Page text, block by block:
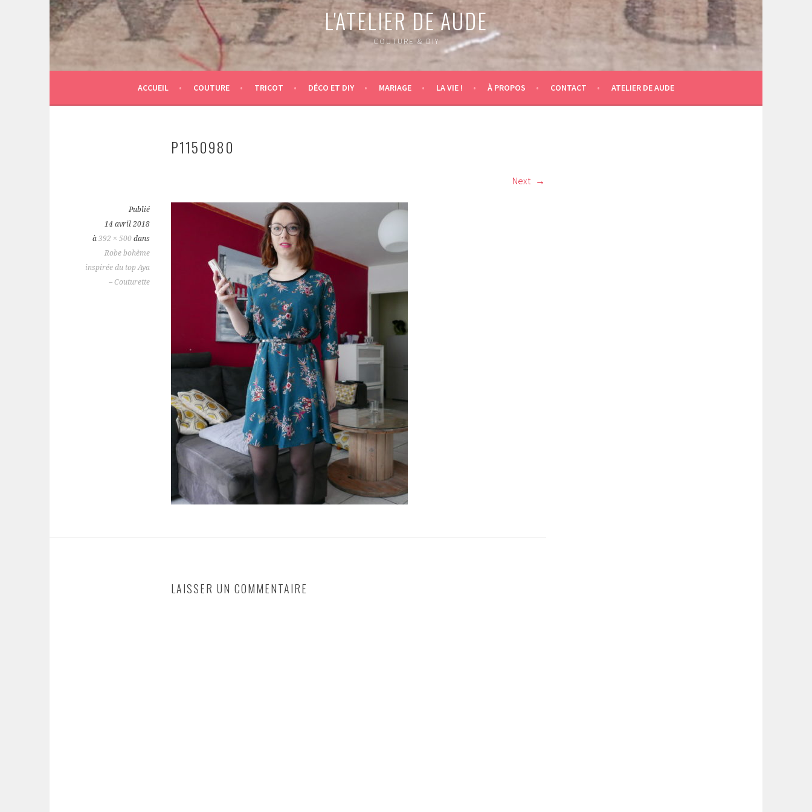
L'ATELIER DE AUDE
COUTURE & DIY
ACCUEIL COUTURE TRICOT DÉCO ET DIY MARIAGE LA VIE ! À PROPOS CONTACT ATELIER DE AUDE
P1150980
Next
Publié
14 avril 2018
à 392 × 500 dans
Robe bohème
inspirée du top Aya
– Couturette
LAISSER UN COMMENTAIRE